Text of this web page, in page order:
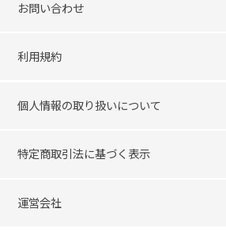
お問い合わせ
利用規約
個人情報の取り扱いについて
特定商取引法に基づく表示
運営会社